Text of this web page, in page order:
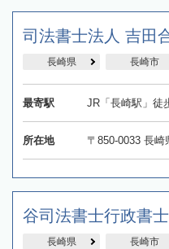
司法書士法人 吉田
長崎県 長崎市
最寄駅 JR「長崎駅」徒
所在地 〒850-0033 長
谷司法書士行政書
長崎県 長崎市